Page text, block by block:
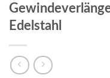
Edelstahl